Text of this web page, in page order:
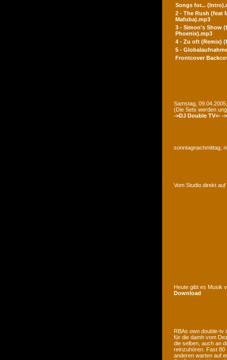
Songs for...
2 - The Rush (feat
Mafuba).mp3
3 - Simon's Show
Phoenix).mp3
4 - Zu oft (Remix)
5 -
Frontcover
Samstag,
(Die Sets werden
->DJ Double TV<- -
sonntagnachmittag,
Vom Studio direkt
Heute gibt es Musik
Download
RBAs own double-tv
für die damh vom
die selben, auch an
reinzuhören. Fast 80
anderen warten auf